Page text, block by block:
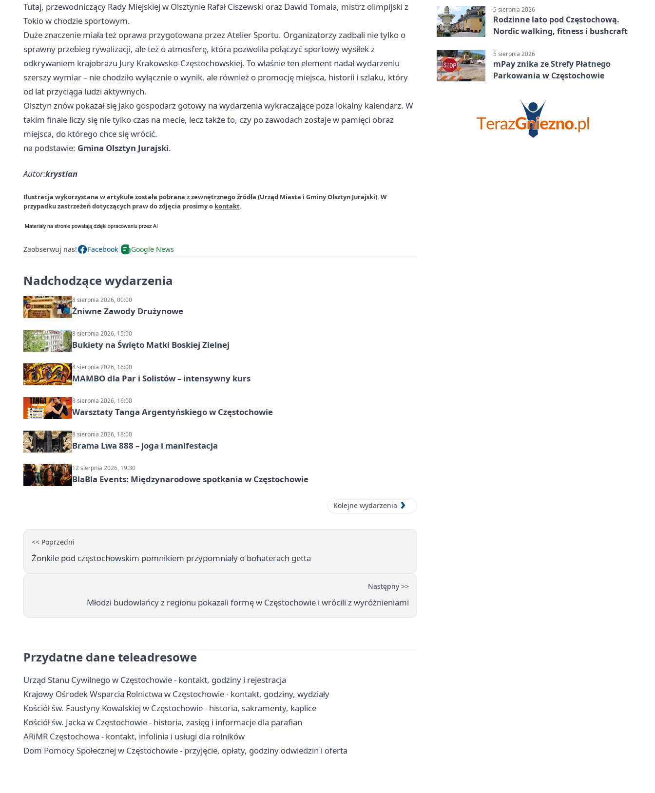
Tutaj, przewodniczący Rady Miejskiej w Olsztynie Rafał Ciszewski oraz Dawid Tomala, mistrz olimpijski z
Tokio w chodzie sportowym.
Duże znaczenie miała też oprawa przygotowana przez Atelier Sportu. Organizatorzy zadbali nie tylko o
sprawny przebieg rywalizacji, ale też o atmosferę, która pozwoliła połączyć sportowy wysiłek z
odkrywaniem krajobrazu Jury Krakowsko-Częstochowskiej. To właśnie ten element nadał wydarzeniu
szerszy wymiar – nie chodziło wyłącznie o wynik, ale również o promocję miejsca, historii i szlaku, który
od lat przyciąga ludzi aktywnych.
Olsztyn znów pokazał się jako gospodarz gotowy na wydarzenia wykraczające poza lokalny kalendarz. W
takim finale liczy się nie tylko czas na mecie, lecz także to, czy po zawodach zostaje w pamięci obraz
miejsca, do którego chce się wrócić.
na podstawie: Gmina Olsztyn Jurajski.
Autor:krystian
Ilustracja wykorzystana w artykule została pobrana z zewnętrznego źródła (Urząd Miasta i Gminy Olsztyn Jurajski). W
przypadku zastrzeżeń dotyczących praw do zdjęcia prosimy o kontakt.
Zaobserwuj nas! Facebook Google News
Nadchodzące wydarzenia
8 sierpnia 2026, 00:00
Żniwne Zawody Drużynowe
8 sierpnia 2026, 15:00
Bukiety na Święto Matki Boskiej Zielnej
8 sierpnia 2026, 16:00
MAMBO dla Par i Solistów – intensywny kurs
8 sierpnia 2026, 16:00
Warsztaty Tanga Argentyńskiego w Częstochowie
8 sierpnia 2026, 18:00
Brama Lwa 888 – joga i manifestacja
12 sierpnia 2026, 19:30
BlaBla Events: Międzynarodowe spotkania w Częstochowie
Kolejne wydarzenia
<< Poprzedni
Żonkile pod częstochowskim pomnikiem przypomniały o bohaterach getta
Następny >>
Młodzi budowlańcy z regionu pokazali formę w Częstochowie i wrócili z wyróżnieniami
Przydatne dane teleadresowe
Urząd Stanu Cywilnego w Częstochowie - kontakt, godziny i rejestracja
Krajowy Ośrodek Wsparcia Rolnictwa w Częstochowie - kontakt, godziny, wydziały
Kościół św. Faustyny Kowalskiej w Częstochowie - historia, sakramenty, kaplice
Kościół św. Jacka w Częstochowie - historia, zasięg i informacje dla parafian
ARiMR Częstochowa - kontakt, infolinia i usługi dla rolników
Dom Pomocy Społecznej w Częstochowie - przyjęcie, opłaty, godziny odwiedzin i oferta
5 sierpnia 2026
Rodzinne lato pod Częstochową.
Nordic walking, fitness i bushcraft
5 sierpnia 2026
mPay znika ze Strefy Płatnego
Parkowania w Częstochowie